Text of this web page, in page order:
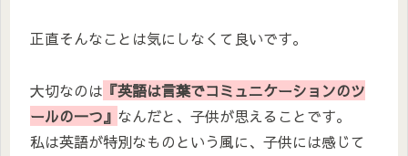
正直そんなことは気にしなくて良いです。
大切なのは 『英語は言葉でコミュニケーションのツ
ールの一つ』 なんだと、子供が思えることです。
私は英語が特別なものという風に、子供には感じて